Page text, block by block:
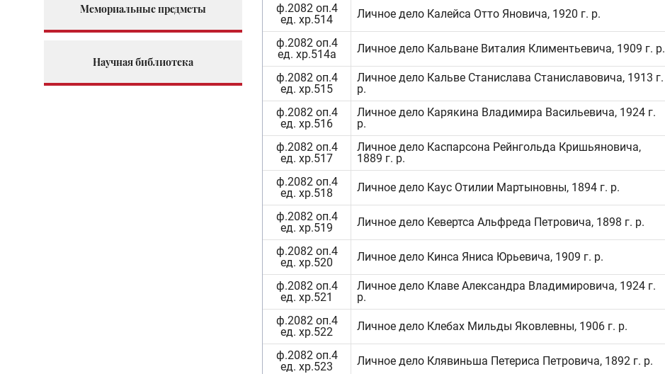
Мемориальные предметы
Научная библиотека
ф.2082 оп.4
ед. хр.514
Личное дело Калейса Отто Яновича, 1920 г. р.
ф.2082 оп.4
ед. хр.514а
Личное дело Кальване Виталия Климентьевича, 1909 г. р.
ф.2082 оп.4
ед. хр.515
Личное дело Кальве Станислава Станиславовича, 1913 г.
р.
ф.2082 оп.4
ед. хр.516
Личное дело Карякина Владимира Васильевича, 1924 г.
р.
ф.2082 оп.4
ед. хр.517
Личное дело Каспарсона Рейнгольда Кришьяновича,
1889 г. р.
ф.2082 оп.4
ед. хр.518
Личное дело Каус Отилии Мартыновны, 1894 г. р.
ф.2082 оп.4
ед. хр.519
Личное дело Кевертса Альфреда Петровича, 1898 г. р.
ф.2082 оп.4
ед. хр.520
Личное дело Кинса Яниса Юрьевича, 1909 г. р.
ф.2082 оп.4
ед. хр.521
Личное дело Клаве Александра Владимировича, 1924 г.
р.
ф.2082 оп.4
ед. хр.522
Личное дело Клебах Мильды Яковлевны, 1906 г. р.
ф.2082 оп.4
ед. хр.523
Личное дело Клявиньша Петериса Петровича, 1892 г. р.